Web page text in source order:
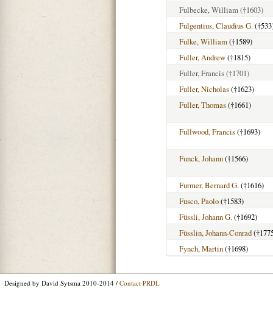
Fulbecke, William(†1603)
Fulgentius, Claudius G.
Fulke, William(†1589)
Fuller, Andrew(†1815)
Fuller, Francis(†1701)
Fuller, Nicholas(†1623)
Fuller, Thomas(†1661)
Fullwood, Francis(†1693)
Funck, Johann(†1566)
Furmer, Bernard G.(†1616)
Fusco, Paolo(†1583)
Füssli, Johann G.(†1692)
Füsslin, Johann-Conrad
Fynch, Martin(†1698)
Designed by David Sytsma 2010-2014 / Contact PRDL